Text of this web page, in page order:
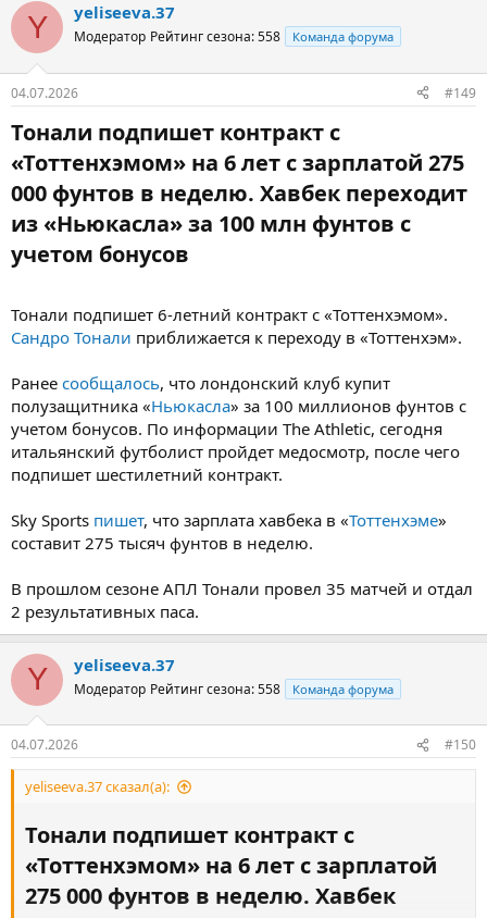
Y yeliseeva.37
Модератор Рейтинг сезона: 558 Команда форума
04.07.2026 #149
Тонали подпишет контракт с
«Тоттенхэмом» на 6 лет с зарплатой 275
000 фунтов в неделю. Хавбек переходит
из «Ньюкасла» за 100 млн фунтов с
учетом бонусов​
Тонали подпишет 6-летний контракт с «Тоттенхэмом».
Сандро Тонали приближается к переходу в «Тоттенхэм».
Ранее сообщалось, что лондонский клуб купит
полузащитника «Ньюкасла» за 100 миллионов фунтов с
учетом бонусов. По информации The Athletic, сегодня
итальянский футболист пройдет медосмотр, после чего
подпишет шестилетний контракт.
Sky Sports пишет, что зарплата хавбека в «Тоттенхэме»
составит 275 тысяч фунтов в неделю.
В прошлом сезоне АПЛ Тонали провел 35 матчей и отдал
2 результативных паса.
Y yeliseeva.37
Модератор Рейтинг сезона: 558 Команда форума
04.07.2026 #150
yeliseeva.37 сказал(а):
Тонали подпишет контракт с
«Тоттенхэмом» на 6 лет с зарплатой
275 000 фунтов в неделю. Хавбек